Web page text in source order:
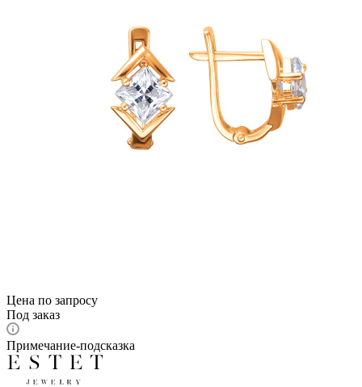
Цена по запросу
Под заказ
Примечание-подсказка